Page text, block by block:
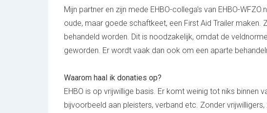
Mijn partner en zijn mede EHBO-collega's van EHBO-
oude, maar goede schaftkeet, een First Aid Trailer maken.
behandeld worden. Dit is noodzakelijk, omdat de
geworden. Er wordt vaak dan ook om een aparte
Waarom haal ik donaties op?
EHBO is op vrijwillige basis. Er komt weinig tot niks binnen
bijvoorbeeld aan pleisters, verband etc. Zonder